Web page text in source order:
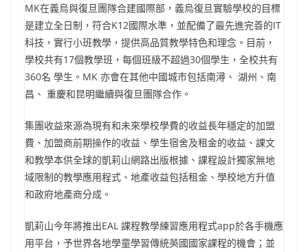
MK在義烏與復旦團隊合建國際部，義烏復旦實驗學校的目標
是建立全日制，符合K12國際水準，並配備了最先進完善的IT
科技，實行小班教學，提供高品質教學特色和理念。目前，
學校共有17個教學班，每個班級不超過30個學生，全校共有
360名 學生。MK 亦會在其他中國城市包括南潯、 湖州、南
昌、 重慶和昆明繼續與復旦團隊合作。
集團收益來源為現有和未來學校學費的收益長年穩定的加盟
費、加盟商前期操作的收益、學生宿舍及租金的收益、課文
和教學本供全球的凱莉山網路出版根據、課程設計獨家無地
域限制的教學應用程式、地產收益包括租金、學校地方升值
和政府地產商分成。
凱莉山今年將推出EAL 課程教學練習應用程式app於各手機應
用平台，予世界各地學童學習傳統英國國家課程的機會；並